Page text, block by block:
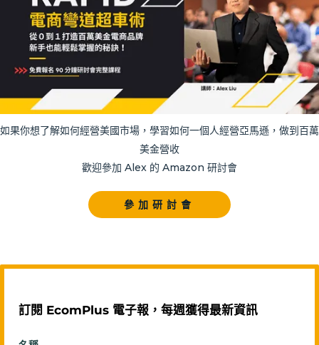
如果你想了解如何經營美國市場，學習如何一個人經營亞馬遜，做到百萬
美金營收
歡迎參加 Alex 的 Amazon 研討會
參加研討會
訂閱 EcomPlus 電子報，每週獲得最新資訊